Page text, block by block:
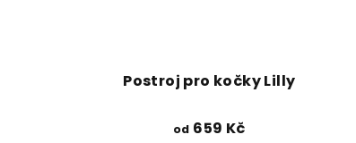
Postroj pro kočky Lilly
od 659 Kč